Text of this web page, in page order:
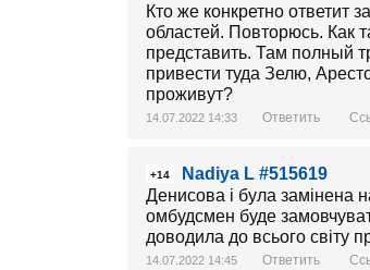
Кто же конкретно ответит
областей. Повторюсь. Как
представить. Там полный
привести туда Зелю,
проживут?
14.07.2022 14:33 Ответить
+14
Nadiya L #515619
Денисова і була замінена
омбудсмен буде
доводила до всього світу
14.07.2022 14:45 Ответить